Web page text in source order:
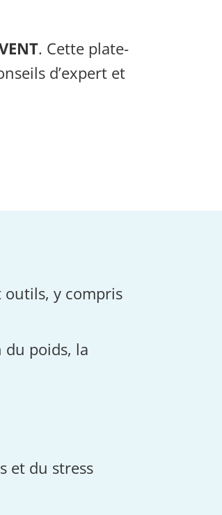
. Cette plate-
d’expert et
outils, y compris
du poids, la
et du stress